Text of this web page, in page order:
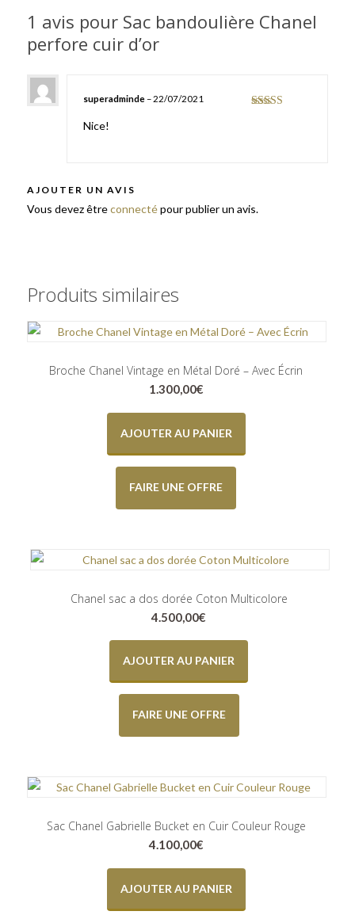
1 avis pour Sac bandoulière Chanel
perfore cuir d’or
superadminde – 22/07/2021
Nice!
AJOUTER UN AVIS
Vous devez êtreconnectépour publier un avis.
Produits similaires
Broche Chanel Vintage en Métal Doré – Avec Écrin
1.300,00€
AJOUTER AU PANIER
FAIRE UNE OFFRE
Chanel sac a dos dorée Coton Multicolore
4.500,00€
AJOUTER AU PANIER
FAIRE UNE OFFRE
Sac Chanel Gabrielle Bucket en Cuir Couleur Rouge
4.100,00€
AJOUTER AU PANIER